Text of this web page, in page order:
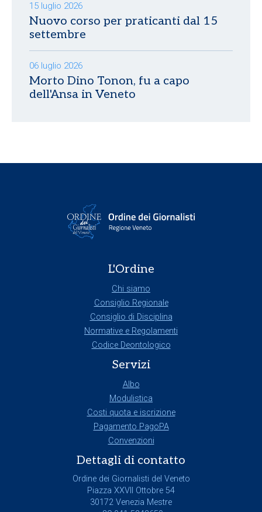
15 luglio 2026
Nuovo corso per praticanti dal 15
settembre
06 luglio 2026
Morto Dino Tonon, fu a capo
dell'Ansa in Veneto
L'Ordine
Chi siamo
Consiglio Regionale
Consiglio di Disciplina
Normative e Regolamenti
Codice Deontologico
Servizi
Albo
Modulistica
Costi quota e iscrizione
Pagamento PagoPA
Convenzioni
Dettagli di contatto
Ordine dei Giornalisti del Veneto
Piazza XXVII Ottobre 54
30172 Venezia Mestre